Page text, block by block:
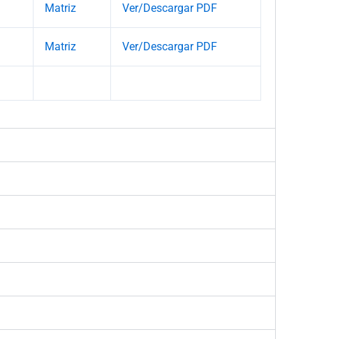
Matriz Ver/Descargar PDF
Matriz Ver/Descargar PDF